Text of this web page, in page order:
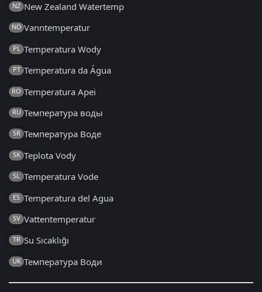
NZ New Zealand Watertemp
NO Vanntemperatur
PL Temperatura Wody
PT Temperatura da Água
RO Temperatura Apei
RU Температура воды
SR Температура Воде
SK Teplota Vody
SL Temperatura Vode
ES Temperatura del Agua
SV Vattentemperatur
TR Su Sıcaklığı
UK Температура Води